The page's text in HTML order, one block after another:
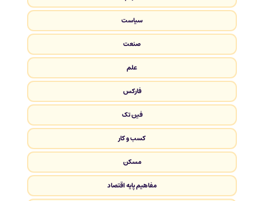
سیاست
صنعت
علم
فارکس
فین تک
کسب و کار
مسکن
مفاهیم پایه اقتصاد